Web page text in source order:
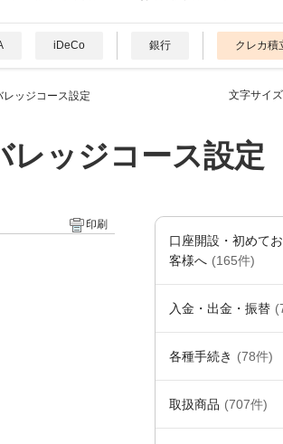
iDeCo 銀行 クレカ積
文字サイ
レッジコース設定
レッジコース設定
口座開設・初めて
客様へ (165件)
入金・出金・振替
各種手続き (78件)
取扱商品 (707件)
印刷